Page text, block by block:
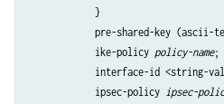
            }
pre-shared-key (ascii-
            ike-policy
policy-name;
interface-id <string-
            ipsec-policy
ipsec-